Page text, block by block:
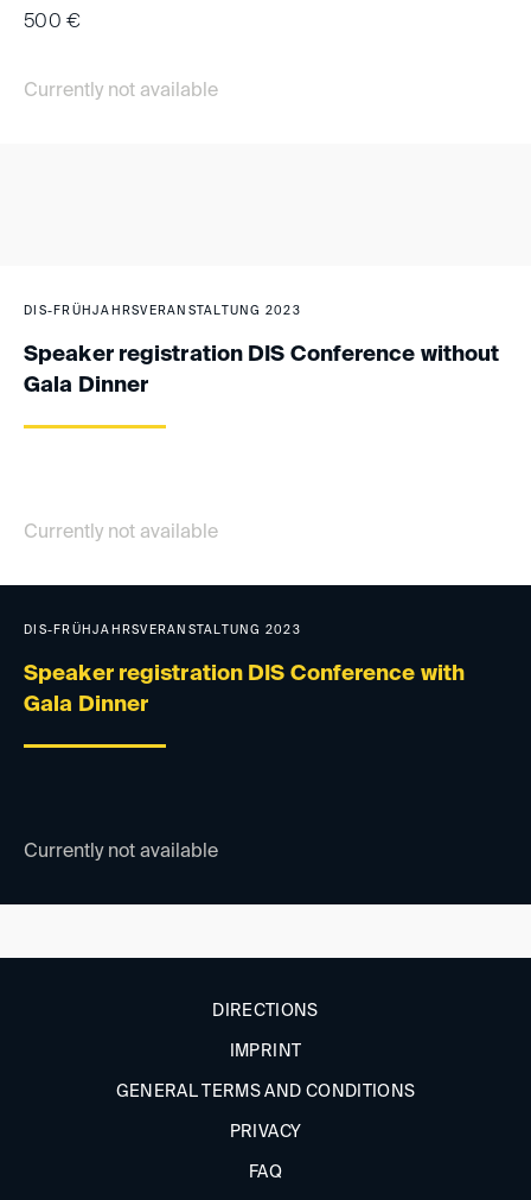
500 €
Currently not available
DIS-FRÜHJAHRSVERANSTALTUNG 2023
Speaker registration DIS Conference without
Gala Dinner
Currently not available
DIS-FRÜHJAHRSVERANSTALTUNG 2023
Speaker registration DIS Conference with
Gala Dinner
Currently not available
DIRECTIONS
IMPRINT
GENERAL TERMS AND CONDITIONS
PRIVACY
FAQ